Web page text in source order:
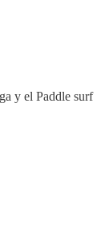
y el Paddle surf